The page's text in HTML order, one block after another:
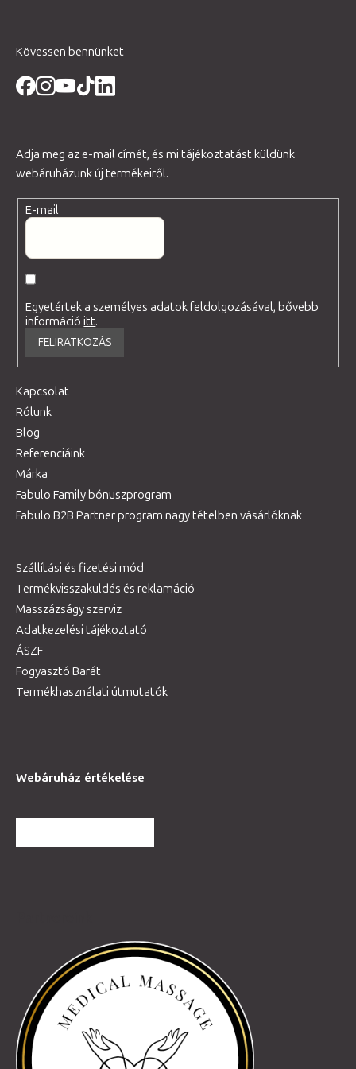
Kövessen bennünket
Adja meg az e-mail címét, és mi tájékoztatást küldünk
webáruházunk új termékeiről.
E-mail
Egyetértek a személyes adatok feldolgozásával, bővebb
információitt.
FELIRATKOZÁS
Kapcsolat
Rólunk
Blog
Referenciáink
Márka
Fabulo Family bónuszprogram
Fabulo B2B Partner program nagy tételben vásárlóknak
Szállítási és fizetési mód
Termékvisszaküldés és reklamáció
Masszázságy szerviz
Adatkezelési tájékoztató
ÁSZF
Fogyasztó Barát
Termékhasználati útmutatók
Webáruház értékelése